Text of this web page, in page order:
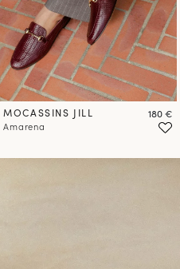
MOCASSINS JILL
Amarena
Prix
180 €